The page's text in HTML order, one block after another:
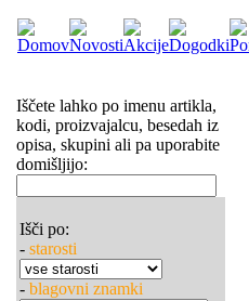
Iščete lahko po imenu artikla,
kodi, proizvajalcu, besedah iz
opisa, skupini ali pa uporabite
domišljijo:
Išči po:
- starosti
- blagovni znamki